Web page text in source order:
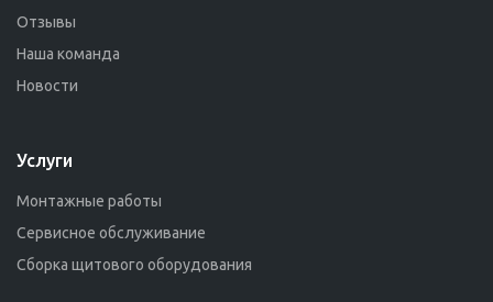
Отзывы
Наша команда
Новости
Услуги
Монтажные работы
Сервисное обслуживание
Сборка щитового оборудования